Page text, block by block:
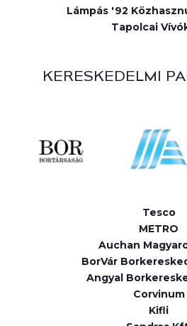
Lámpás '92
Tapolcai
KERESKEDELMI
Tesco
METRO
Auchan
BorVár
Angyal
Corvinum
Kifli